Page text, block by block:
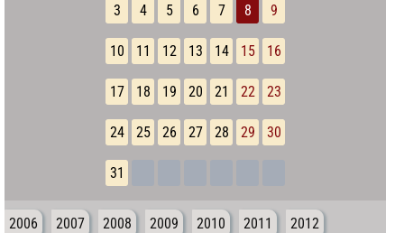
3 4 5 6 7 8 9
10 11 12 13 14 15 16
17 18 19 20 21 22 23
24 25 26 27 28 29 30
31
2006 2007 2008 2009 2010 2011 2012